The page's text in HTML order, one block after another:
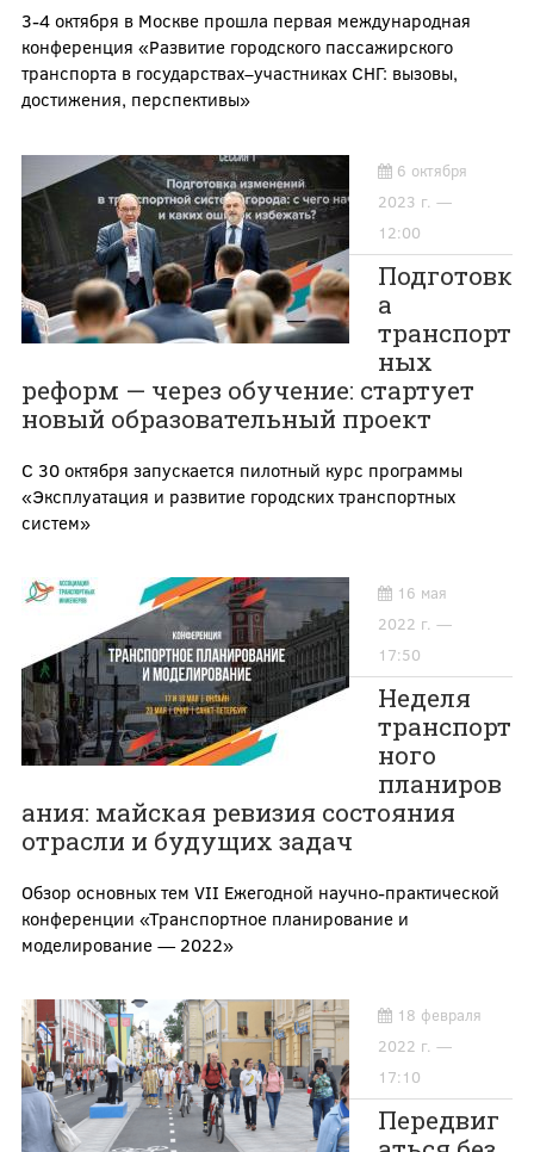
3-4 октября в Москве прошла первая международная
конференция «Развитие городского пассажирского
транспорта в государствах–участниках СНГ: вызовы,
достижения, перспективы»
6 октября
2023 г. —
12:00
Подготовк
а
транспорт
ных
реформ — через обучение: стартует
новый образовательный проект
С 30 октября запускается пилотный курс программы
«Эксплуатация и развитие городских транспортных
систем»
16 мая
2022 г. —
17:50
Неделя
транспорт
ного
планиров
ания: майская ревизия состояния
отрасли и будущих задач
Обзор основных тем VII Ежегодной научно-практической
конференции «Транспортное планирование и
моделирование — 2022»
18 февраля
2022 г. —
17:10
Передвиг